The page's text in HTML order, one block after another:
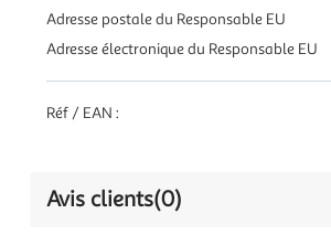
Adresse postale du Responsable EU
Adresse électronique du Responsable EU
Réf / EAN :
Avis clients(0)